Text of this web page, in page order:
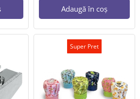
Adaugă în coș
Super Pret